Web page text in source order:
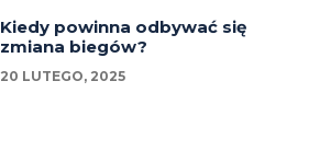
Kiedy powinna odbywać się
zmiana biegów?
20 LUTEGO, 2025